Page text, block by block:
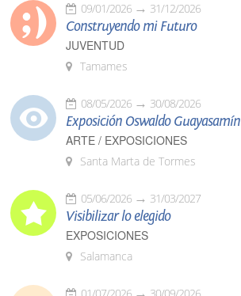
09/01/2026 31/12/2026
Construyendo mi Futuro
JUVENTUD
Tamames
08/05/2026 30/08/2026
Exposición Oswaldo Guayasamín
ARTE / EXPOSICIONES
Santa Marta de Tormes
05/06/2026 31/03/2027
Visibilizar lo elegido
EXPOSICIONES
Salamanca